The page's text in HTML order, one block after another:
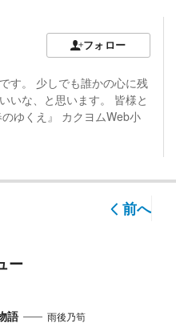
フォロー
す。 少しでも誰かの心に残
いな、と思います。 皆様と
ゆくえ』 カクヨムWeb小
前へ
ー
語
雨後乃筍